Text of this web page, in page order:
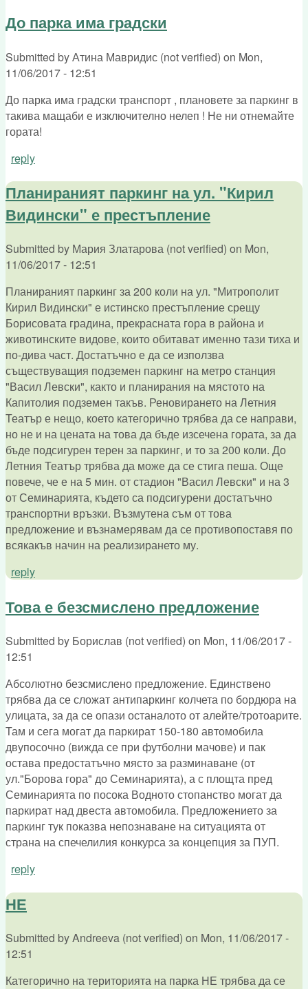
До парка има градски
Submitted byАтина Мавридис (not verified) on Mon,
11/06/2017 - 12:51
До парка има градски транспорт , плановете за паркинг в
такива мащаби е изключително нелеп ! Не ни отнемайте
гората!
reply
Планираният паркинг на ул. "Кирил
Видински" е престъпление
Submitted by Мария Златарова (not verified) on Mon,
11/06/2017 - 12:51
Планираният паркинг за 200 коли на ул. "Митрополит
Кирил Видински" е истинско престъпление срещу
Борисовата градина, прекрасната гора в района и
животинските видове, които обитават именно тази тиха и
по-дива част. Достатъчно е да се използва
съществуващия подземен паркинг на метро станция
"Васил Левски", както и планирания на мястото на
Капитолия подземен такъв. Реновирането на Летния
Театър е нещо, което категорично трябва да се направи,
но не и на цената на това да бъде изсечена гората, за да
бъде подсигурен терен за паркинг, и то за 200 коли. До
Летния Театър трябва да може да се стига пеша. Още
повече, че е на 5 мин. от стадион "Васил Левски" и на 3
от Семинарията, където са подсигурени достатъчно
транспортни връзки. Възмутена съм от това
предложение и възнамерявам да се противопоставя по
всякакъв начин на реализирането му.
reply
Това е безсмислено предложение
Submitted by Борислав (not verified) on Mon, 11/06/2017 -
12:51
Абсолютно безсмислено предложение. Единствено
трябва да се сложат антипаркинг колчета по бордюра на
улицата, за да се опази останалото от алейте/тротоарите.
Там и сега могат да паркират 150-180 автомобила
двупосочно (вижда се при футболни мачове) и пак
остава предостатъчно място за разминаване (от
ул."Борова гора" до Семинарията), а с площта пред
Семинарията по посока Водното стопанство могат да
паркират над двеста автомобила. Предложението за
паркинг тук показва непознаване на ситуацията от
страна на спечелилия конкурса за концепция за ПУП.
reply
НЕ
Submitted byAndreeva (not verified) on Mon, 11/06/2017 -
12:51
Категорично на територията на парка НЕ трябва да се